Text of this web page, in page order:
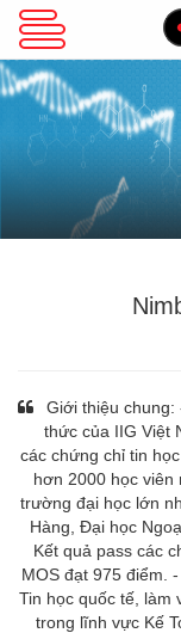
VBA
Excel Cơ
Excel
ACCA
Giới thiệu chung:
thức của IIG Việt
các chứng chỉ tin
hơn 2000 học viên
trường đại học lớn
Hàng, Đại học
Kết quả pass các
MOS đạt 975 điểm.
Tin học quốc tế, làm
trong lĩnh vực Kế